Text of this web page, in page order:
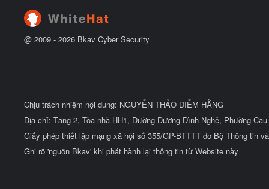
@ 2009 - 2026 Bkav Cyber Security
Chịu trách nhiệm nội dung: NGUYỄN THẢO DIỄM HẰNG
Địa chỉ: Tầng 2, Tòa nhà HH1, Đường Dương Đình Nghệ, Phường
Giấy phép thiết lập mạng xã hội số 355/GP-BTTTT do Bộ Thông tin
Ghi rõ 'nguồn Bkav' khi phát hành lại thông tin từ Website này